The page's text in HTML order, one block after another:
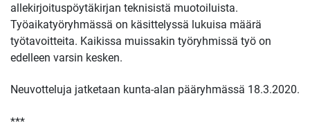
allekirjoituspöytäkirjan teknisistä muotoiluista.
Työaikatyöryhmässä on käsittelyssä lukuisa määrä
työtavoitteita. Kaikissa muissakin työryhmissä työ on
edelleen varsin kesken.
Neuvotteluja jatketaan kunta-alan pääryhmässä 18.3.2020.
***